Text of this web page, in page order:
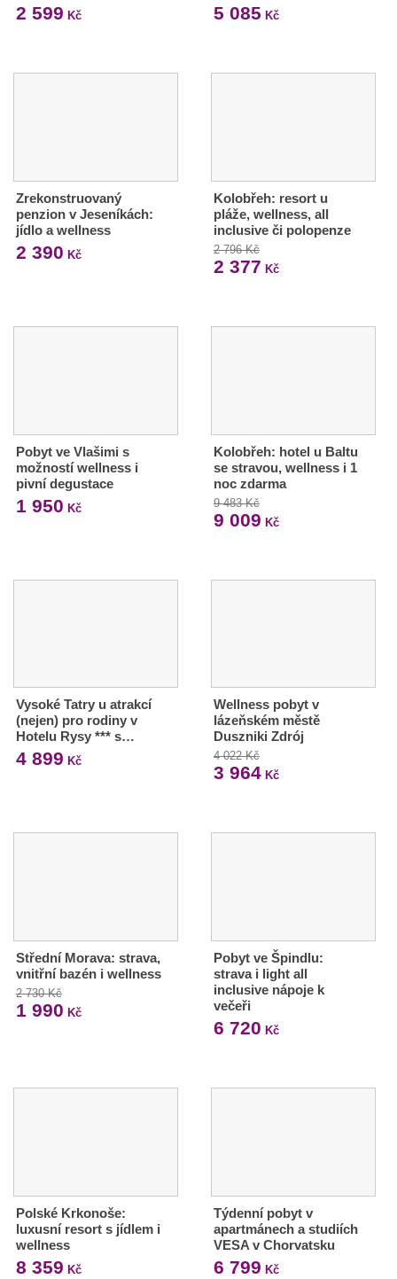
2 599 Kč 5 085 Kč
Zrekonstruovaný
penzion v Jeseníkách:
jídlo a wellness
2 390 Kč
Kolobřeh: resort u
pláže, wellness, all
inclusive či polopenze
2 796 Kč
2 377 Kč
Pobyt ve Vlašimi s
možností wellness i
pivní degustace
1 950 Kč
Kolobřeh: hotel u Baltu
se stravou, wellness i 1
noc zdarma
9 483 Kč
9 009 Kč
Vysoké Tatry u atrakcí
(nejen) pro rodiny v
Hotelu Rysy *** s…
4 899 Kč
Wellness pobyt v
lázeňském městě
Duszniki Zdrój
4 022 Kč
3 964Kč
Střední Morava: strava,
vnitřní bazén i wellness
2 730 Kč
1 990 Kč
Pobyt ve Špindlu:
strava i light all
inclusive nápoje k
večeři
6 720 Kč
Polské Krkonoše:
luxusní resort s jídlem i
wellness
8 359 Kč
Týdenní pobyt v
apartmánech a studiích
VESA v Chorvatsku
6 799 Kč